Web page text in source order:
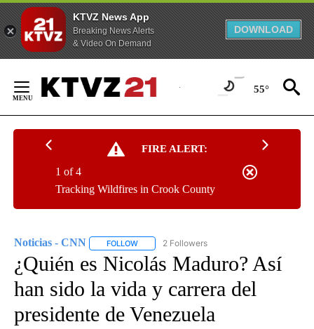
KTVZ News App
Breaking News Alerts
& Video On Demand
DOWNLOAD
Content
55°
FIRE ALERT:
Tracking Wildfires in Crook County
1 of 4
Noticias - CNN FOLLOW FOLLOW "NOTICIAS - CNN" TO RECEIVE
2 Followers
¿Quién es Nicolás Maduro? Así
han sido la vida y carrera del
presidente de Venezuela